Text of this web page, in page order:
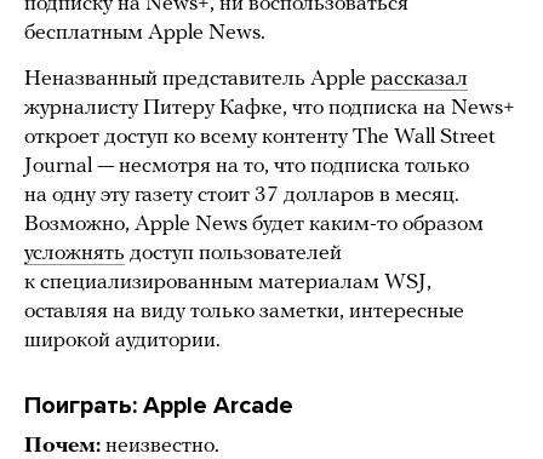
бесплатным Apple News.
Неназванный представитель Apple рассказал
журналисту Питеру Кафке, что подписка на News+
откроет доступ ко всему контенту The Wall Street
Journal — несмотря на то, что подписка только
на одну эту газету стоит 37 долларов в месяц.
Возможно, Apple News будет каким-то образом
усложнять доступ пользователей
к специализированным материалам WSJ,
оставляя на виду только заметки, интересные
широкой аудитории.
Поиграть: Apple Arcade
Почем: неизвестно.